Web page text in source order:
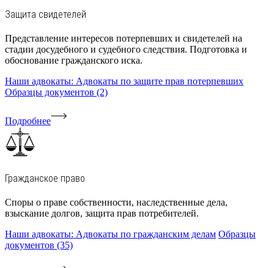
Защита свидетелей
Представление интересов потерпевших и свидетелей на
стадии досудебного и судебного следствия. Подготовка и
обоснование гражданского иска.
Наши адвокаты: Адвокаты по защите прав потерпевших
Образцы документов (2)
Подробнее
Гражданское право
Споры о праве собственности, наследственные дела,
взыскание долгов, защита прав потребителей.
Наши адвокаты: Адвокаты по гражданским делам Образцы
документов (35)